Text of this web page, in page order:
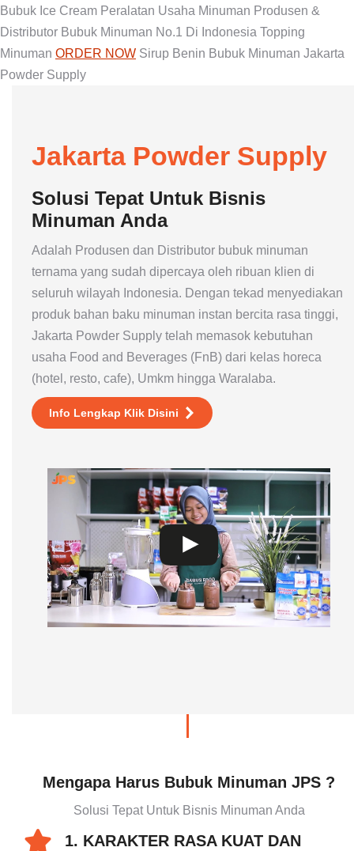
Bubuk Ice Cream Peralatan Usaha Minuman Produsen &
Distributor Bubuk Minuman No.1 Di Indonesia Topping
Minuman ORDER NOW Sirup Benin Bubuk Minuman Jakarta
Powder Supply
Jakarta Powder Supply
Solusi Tepat Untuk Bisnis
Minuman Anda
Adalah Produsen dan Distributor bubuk minuman
ternama yang sudah dipercaya oleh ribuan klien di
seluruh wilayah Indonesia. Dengan tekad menyediakan
produk bahan baku minuman instan bercita rasa tinggi,
Jakarta Powder Supply telah memasok kebutuhan
usaha Food and Beverages (FnB) dari kelas horeca
(hotel, resto, cafe), Umkm hingga Waralaba.
Info Lengkap Klik Disini
Mengapa Harus Bubuk Minuman JPS ?
Solusi Tepat Untuk Bisnis Minuman Anda
1. KARAKTER RASA KUAT DAN